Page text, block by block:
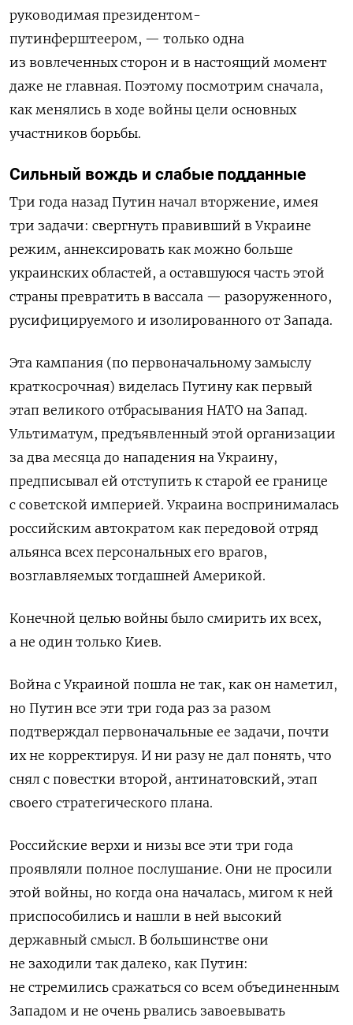
руководимая президентом-
путинферштеером, — только одна
из вовлеченных сторон и в настоящий момент
даже не главная. Поэтому посмотрим сначала,
как менялись в ходе войны цели основных
участников борьбы.
Сильный вождь и слабые подданные
Три года назад Путин начал вторжение, имея
три задачи: свергнуть правивший в Украине
режим, аннексировать как можно больше
украинских областей, а оставшуюся часть этой
страны превратить в вассала — разоруженного,
русифицируемого и изолированного от Запада.
Эта кампания (по первоначальному замыслу
краткосрочная) виделась Путину как первый
этап великого отбрасывания НАТО на Запад.
Ультиматум, предъявленный этой организации
за два месяца до нападения на Украину,
предписывал ей отступить к старой ее границе
с советской империей. Украина воспринималась
российским автократом как передовой отряд
альянса всех персональных его врагов,
возглавляемых тогдашней Америкой.
Конечной целью войны было смирить их всех,
а не один только Киев.
Война с Украиной пошла не так, как он наметил,
но Путин все эти три года раз за разом
подтверждал первоначальные ее задачи, почти
их не корректируя. И ни разу не дал понять, что
снял с повестки второй, антинатовский, этап
своего стратегического плана.
Российские верхи и низы все эти три года
проявляли полное послушание. Они не просили
этой войны, но когда она началась, мигом к ней
приспособились и нашли в ней высокий
державный смысл. В большинстве они
не заходили так далеко, как Путин:
не стремились сражаться со всем объединенным
Западом и не очень рвались завоевывать